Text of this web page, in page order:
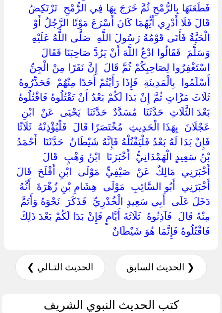
فَطَعَنَهَا بِالرُّمْحِ ثُمَّ خَرَجَ بِهَا فِي الرُّمْحِ ‏ ‏تَرْتَكِضُ ‏
‏قَالَ فَلَا أَدْرِي أَيُّهُمَا كَانَ أَسْرَعَ مَوْتًا الرَّجُلُ أَوْ
الْحَيَّةُ فَأَتَى قَوْمُهُ رَسُولَ اللَّهِ ‏ ‏صَلَّى اللَّهُ عَلَيْهِ
وَسَلَّمَ ‏ ‏فَقَالُوا ادْعُ اللَّهَ أَنْ يَرُدَّ صَاحِبَنَا فَقَالَ
اسْتَغْفِرُوا لِصَاحِبِكُمْ ثُمَّ قَالَ ‏ ‏إِنَّ نَفَرًا مِنْ الْجِنِّ
أَسْلَمُوا ‏ ‏بِالْمَدِينَةِ ‏ ‏فَإِذَا رَأَيْتُمْ أَحَدًا مِنْهُمْ ‏ ‏فَحَذِّرُوهُ ‏
‏ثَلَاثَ مَرَّاتٍ ثُمَّ إِنْ بَدَا لَكُمْ بَعْدُ أَنْ تَقْتُلُوهُ فَاقْتُلُوهُ
بَعْدَ الثَّلَاثِ ‏ ‏حَدَّثَنَا ‏ ‏مُسَدَّدٌ ‏ ‏حَدَّثَنَا ‏ ‏يَحْيَى ‏ ‏عَنْ ‏ ‏ابْنِ
عَجْلَانَ ‏ ‏بِهَذَا الْحَدِيثِ ‏ ‏مُخْتَصَرًا قَالَ ‏ ‏فَلْيُؤْذِنْهُ ‏ ‏ثَلَاثًا
فَإِنْ بَدَا لَهُ بَعْدُ فَلْيَقْتُلْهُ فَإِنَّهُ شَيْطَانٌ ‏ ‏حَدَّثَنَا ‏ ‏أَحْمَدُ
بْنُ سَعِيدٍ الْهَمْدَانِيُّ ‏ ‏أَخْبَرَنَا ‏ ‏ابْنُ وَهْبٍ ‏ ‏قَالَ
أَخْبَرَنِي ‏ ‏مَالِكٌ ‏ ‏عَنْ ‏ ‏صَيْفِيٍّ ‏ ‏مَوْلَى ‏ ‏ابْنِ أَفْلَحَ ‏ ‏قَالَ
أَخْبَرَنِي ‏ ‏أَبُو السَّائِبِ ‏ ‏مَوْلَى ‏ ‏هِشَامِ بْنِ زُهْرَةَ ‏ ‏أَنَّهُ
دَخَلَ عَلَى ‏ ‏أَبِي سَعِيدٍ الْخُدْرِيِّ ‏ ‏فَذَكَرَ ‏ ‏نَحْوَهُ وَأَتَمَّ
مِنْهُ قَالَ ‏ ‏فَآذِنُوهُ ‏ ‏ثَلَاثَةَ أَيَّامٍ فَإِنْ بَدَا لَكُمْ بَعْدَ ذَلِكَ
فَاقْتُلُوهُ فَإِنَّمَا هُوَ شَيْطَانٌ ‏
❮ الحديث السابق الحديث التـالي ❯
كتب الحديث النبوي الشريف